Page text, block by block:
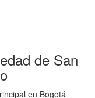
de San
en Bogotá